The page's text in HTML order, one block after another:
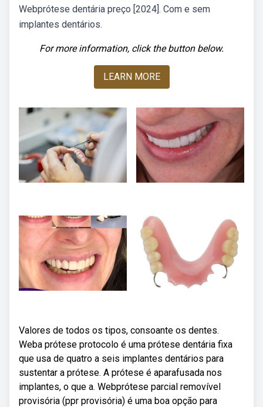
Webprótese dentária preço [2024]. Com e sem
implantes dentários.
For more information, click the button below.
LEARN MORE
Valores de todos os tipos, consoante os dentes.
Weba prótese protocolo é uma prótese dentária fixa
que usa de quatro a seis implantes dentários para
sustentar a prótese. A prótese é aparafusada nos
implantes, o que a. Webprótese parcial removível
provisória (ppr provisória) é uma boa opção para